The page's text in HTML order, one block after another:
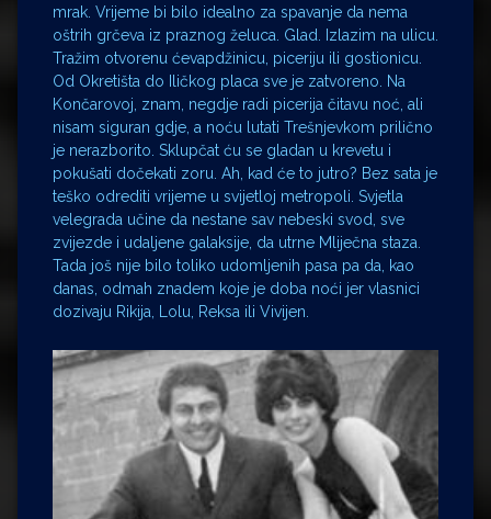
mrak. Vrijeme bi bilo idealno za spavanje da nema
oštrih grčeva iz praznog želuca. Glad. Izlazim na ulicu.
Tražim otvorenu ćevapdžinicu, piceriju ili gostionicu.
Od Okretišta do Iličkog placa sve je zatvoreno. Na
Končarovoj, znam, negdje radi picerija čitavu noć, ali
nisam siguran gdje, a noću lutati Trešnjevkom prilično
je nerazborito. Sklupčat ću se gladan u krevetu i
pokušati dočekati zoru. Ah, kad će to jutro? Bez sata je
teško odrediti vrijeme u svijetloj metropoli. Svjetla
velegrada učine da nestane sav nebeski svod, sve
zvijezde i udaljene galaksije, da utrne Mliječna staza.
Tada još nije bilo toliko udomljenih pasa pa da, kao
danas, odmah znadem koje je doba noći jer vlasnici
dozivaju Rikija, Lolu, Reksa ili Vivijen.